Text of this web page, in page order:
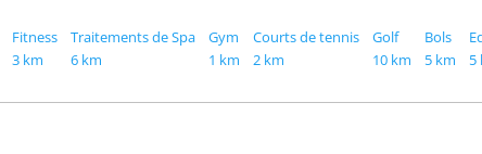
Fitness
3 km
Traitements de Spa
6 km
Gym
1 km
Courts de tennis
2 km
Golf
10 km
Bols
5 km
5